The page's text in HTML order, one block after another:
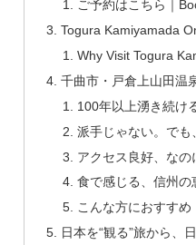
ご予約はこちら｜
Togura Kamiyamada
Why Visit Togura
千曲市・戸倉上山田温
100年以上湧き続け
派手じゃない。で
アクセス良好、なの
食で感じる、信州の
こんな方におすすめ
日本を“観る”旅から、